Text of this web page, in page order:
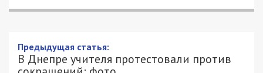
В Днепре учителя протестовали
против сокращений: фото